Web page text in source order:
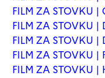
FILM ZA STOVKU
FILM ZA STOVKU
FILM ZA STOVKU
FILM ZA STOVKU |
FILM ZA STOVKU |